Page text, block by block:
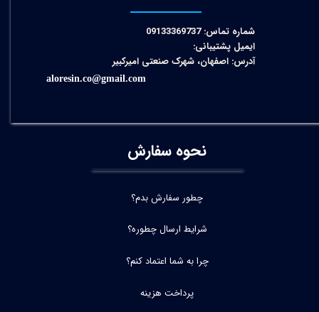
شماره تماس: 09133369737
ایمیل پشتیبانی:
آدرس: اصفهان، شهرک صنعتی امیرکبیر
aloresin.co@gmail.com
نحوه سفارش
چطور سفارش بدم؟
شرایط ارسال چطوره؟
چرا به شما اعتماد کنم؟
پرداخت هزینه